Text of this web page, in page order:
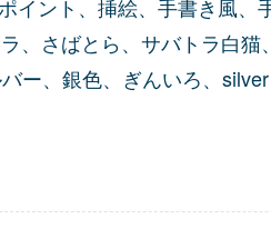
イント、挿絵、手書き風、
、さばとら、サバトラ白猫
ー、銀色、ぎんいろ、